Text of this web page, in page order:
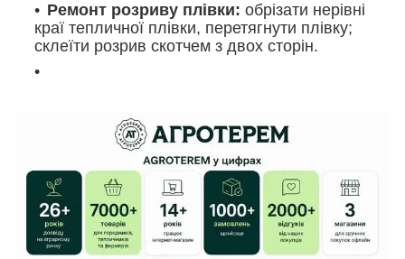
Ремонт розриву плівки: обрізати нерівні
краї тепличної плівки, перетягнути плівку;
склеїти розрив скотчем з двох сторін.